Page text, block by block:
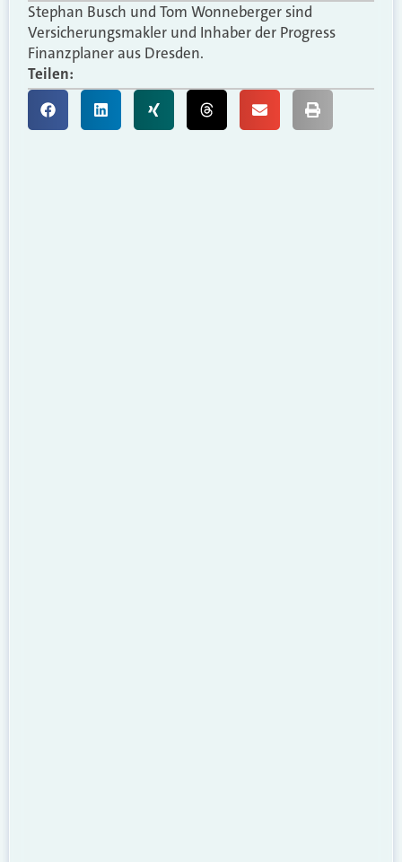
Stephan Busch und Tom Wonneberger sind
Versicherungsmakler und Inhaber der Progress
Finanzplaner aus Dresden.
Teilen: